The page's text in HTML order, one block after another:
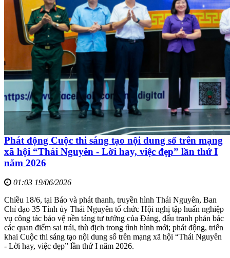
Phát động Cuộc thi sáng tạo nội dung số trên mạng
xã hội “Thái Nguyên - Lời hay, việc đẹp” lần thứ I
năm 2026
01:03 19/06/2026
Chiều 18/6, tại Báo và phát thanh, truyền hình Thái Nguyên, Ban
Chỉ đạo 35 Tỉnh ủy Thái Nguyên tổ chức Hội nghị tập huấn nghiệp
vụ công tác bảo vệ nền tảng tư tưởng của Đảng, đấu tranh phản bác
các quan điểm sai trái, thù địch trong tình hình mới; phát động, triển
khai Cuộc thi sáng tạo nội dung số trên mạng xã hội “Thái Nguyên
- Lời hay, việc đẹp” lần thứ I năm 2026.